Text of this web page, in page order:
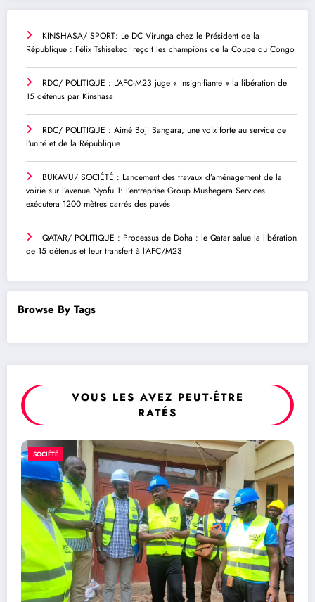
KINSHASA/ SPORT: Le DC Virunga chez le Président de la
République : Félix Tshisekedi reçoit les champions de la Coupe du Congo
RDC/ POLITIQUE : L’AFC-M23 juge « insignifiante » la libération de
15 détenus par Kinshasa
RDC/ POLITIQUE : Aimé Boji Sangara, une voix forte au service de
l’unité et de la République
BUKAVU/ SOCIÉTÉ : Lancement des travaux d’aménagement de la
voirie sur l’avenue Nyofu 1: l’entreprise Group Mushegera Services
exécutera 1200 mètres carrés des pavés
QATAR/ POLITIQUE : Processus de Doha : le Qatar salue la libération
de 15 détenus et leur transfert à l’AFC/M23
Browse By Tags
VOUS LES AVEZ PEUT-ÊTRE
RATÉS
POLITIQUE